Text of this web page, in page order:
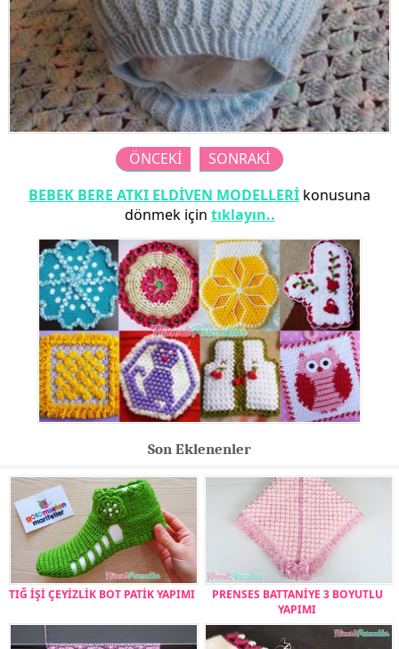
ÖNCEKİ
SONRAKİ
BEBEK BERE ATKI ELDİVEN MODELLERİ konusuna
dönmek için tıklayın..
Son Eklenenler
TIĞ İŞİ ÇEYİZLİK BOT PATİK YAPIMI
PRENSES BATTANİYE 3 BOYUTLU
YAPIMI